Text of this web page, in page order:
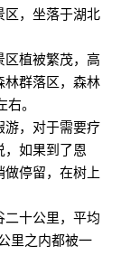
区，坐落于湖北
植被繁茂，高
林群落区，森林
。
游，对于需要疗
如果到了恩
停留，在树上
十公里，平均
里之内都被一